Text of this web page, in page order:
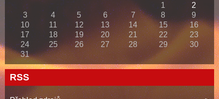
1
2
3
4 5 6 7 8
9
10
11 12 13 14 15
16
17
18 19 20 21 22
23
24
25 26 27 28 29
30
31
RSS